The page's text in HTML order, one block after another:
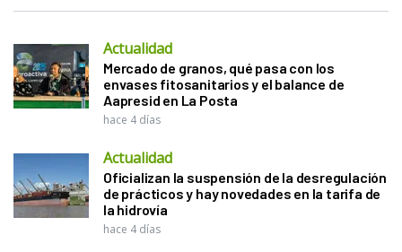
Actualidad
Mercado de granos, qué pasa con los
envases fitosanitarios y el balance de
Aapresid en La Posta
hace 4 días
Actualidad
Oficializan la suspensión de la desregulación
de prácticos y hay novedades en la tarifa de
la hidrovía
hace 4 días